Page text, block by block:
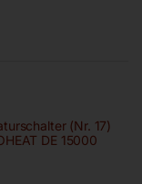
(Nr. 17)
DE 15000